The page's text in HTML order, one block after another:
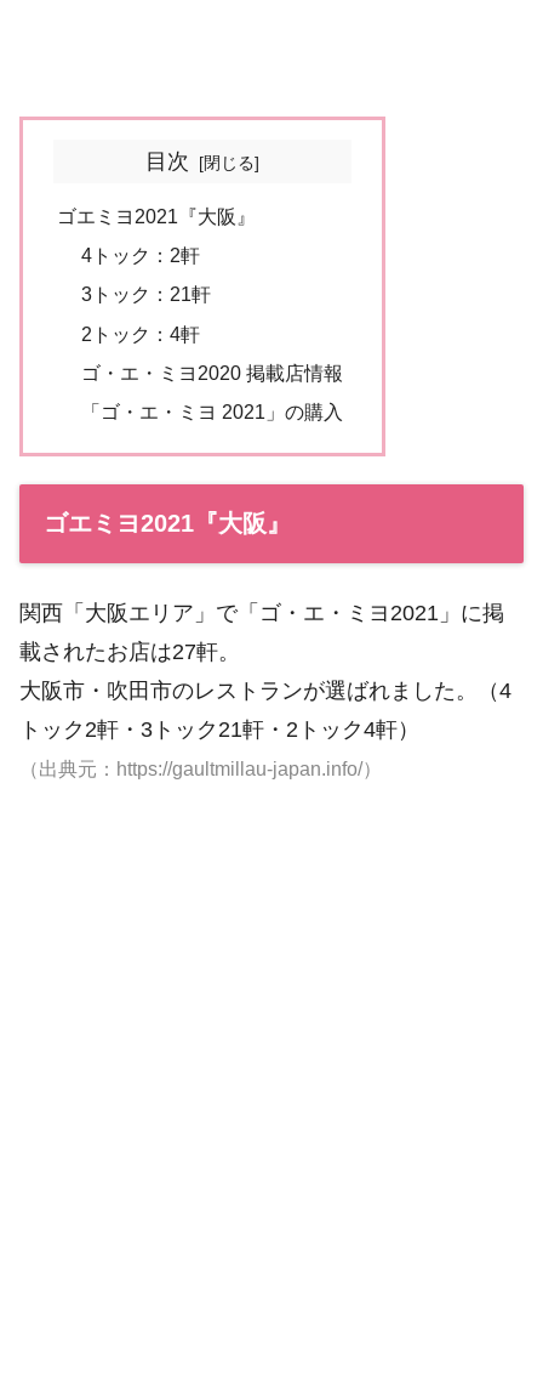
目次
ゴエミヨ2021『大阪』
4トック：2軒
3トック：21軒
2トック：4軒
ゴ・エ・ミヨ2020 掲載店情報
「ゴ・エ・ミヨ 2021」の購入
ゴエミヨ2021『大阪』
関西「大阪エリア」で「ゴ・エ・ミヨ2021」に掲
載されたお店は27軒。
大阪市・吹田市のレストランが選ばれました。（4
トック2軒・3トック21軒・2トック4軒）
（出典元：https://gaultmillau-japan.info/）